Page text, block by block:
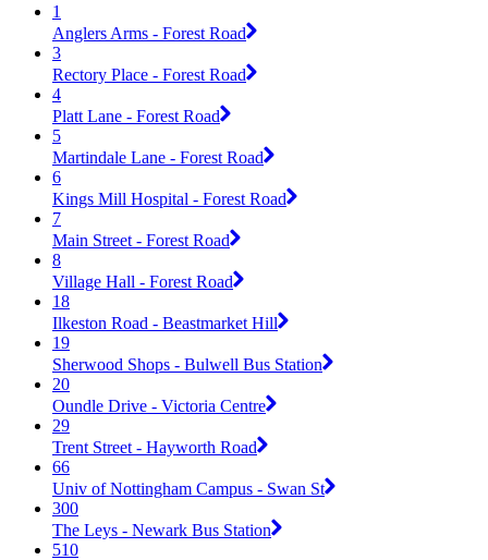
1
Anglers Arms - Forest Road
3
Rectory Place - Forest Road
4
Platt Lane - Forest Road
5
Martindale Lane - Forest Road
6
Kings Mill Hospital - Forest Road
7
Main Street - Forest Road
8
Village Hall - Forest Road
18
Ilkeston Road - Beastmarket Hill
19
Sherwood Shops - Bulwell Bus Station
20
Oundle Drive - Victoria Centre
29
Trent Street - Hayworth Road
66
Univ of Nottingham Campus - Swan St
300
The Leys - Newark Bus Station
510